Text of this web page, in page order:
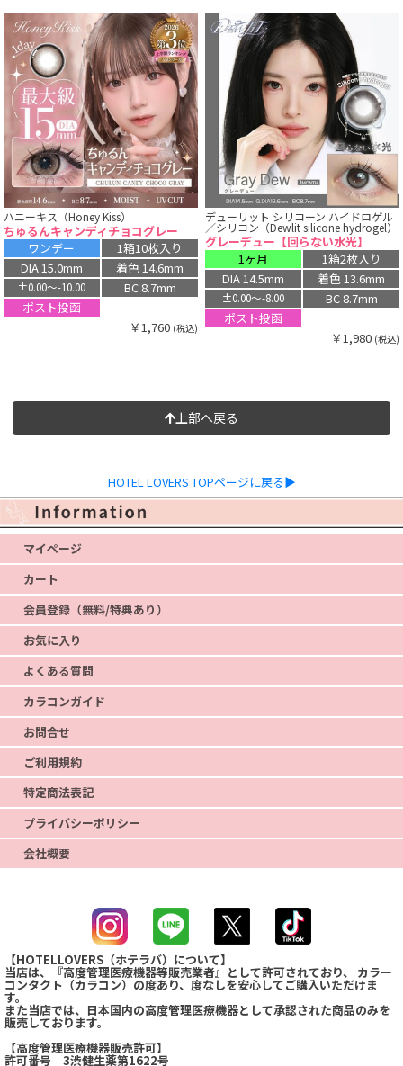
ハニーキス（Honey Kiss）
ちゅるんキャンディチョコグレー
ワンデー
1箱10枚入り
DIA 15.0mm
着色 14.6mm
±0.00〜-10.00
BC 8.7mm
ポスト投函
￥1,760 (税込)
デューリット シリコーン ハイドロゲル
／シリコン（Dewlit silicone hydrogel）
グレーデュー【回らない水光】
1ヶ月
1箱2枚入り
DIA 14.5mm
着色 13.6mm
±0.00〜-8.00
BC 8.7mm
ポスト投函
￥1,980 (税込)
上部へ戻る
HOTEL LOVERS TOPページに戻る▶
マイページ
カート
会員登録（無料/特典あり）
お気に入り
よくある質問
カラコンガイド
お問合せ
ご利用規約
特定商法表記
プライバシーポリシー
会社概要
【HOTELLOVERS（ホテラバ）について】
当店は、『高度管理医療機器等販売業者』として許可されており、 カラー
コンタクト（カラコン）の度あり、度なしを安心してご購入いただけま
す。
また当店では、日本国内の高度管理医療機器として承認された商品のみを
販売しております。
【高度管理医療機器販売許可】
許可番号 3渋健生薬第1622号